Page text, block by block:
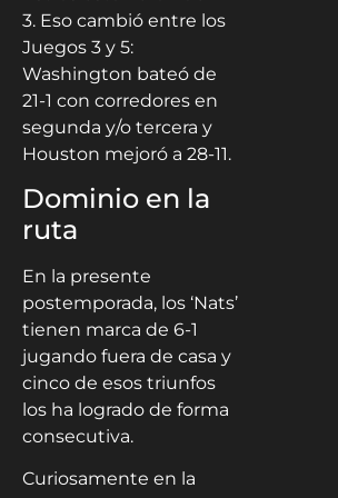
3. Eso cambió entre los
Juegos 3 y 5:
Washington bateó de
21-1 con corredores en
segunda y/o tercera y
Houston mejoró a 28-11.
Dominio en la
ruta
En la presente
postemporada, los ‘Nats’
tienen marca de 6-1
jugando fuera de casa y
cinco de esos triunfos
los ha logrado de forma
consecutiva.
Curiosamente en la